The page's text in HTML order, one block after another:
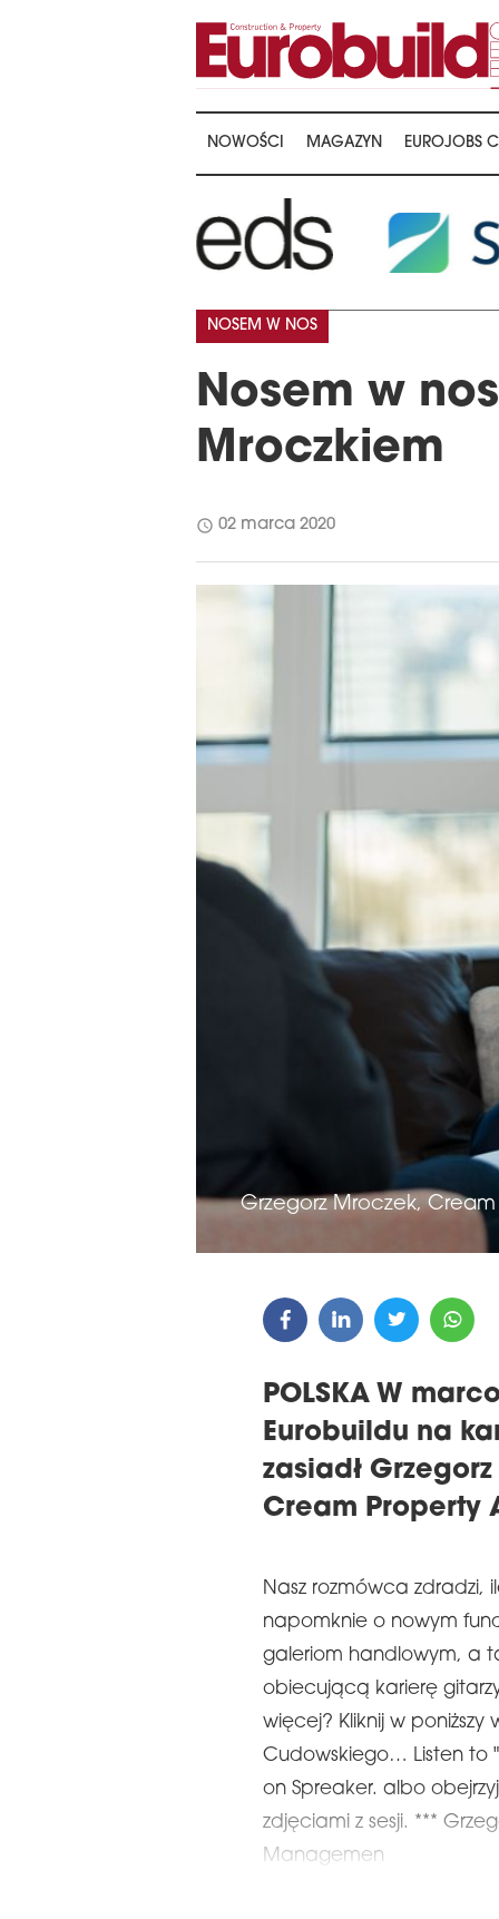
NOWOŚCI MAGAZYN EUROJOBS
Nosem w
Mroczkiem
NOSEM W NOS
schedule 02 marca 2020
Grzegorz Mroczek, Cream
POLSKA W
Eurobuildu na
zasiadł
Cream Property
Nasz rozmówca zdradzi,
napomknie o nowym
galeriom handlowym, a
obiecującą karierę
więcej? Kliknij w poniższy
Cudowskiego… Listen to
on Spreaker. albo
zdjęciami z sesji. ***
Managemen
22.
REGIONIE